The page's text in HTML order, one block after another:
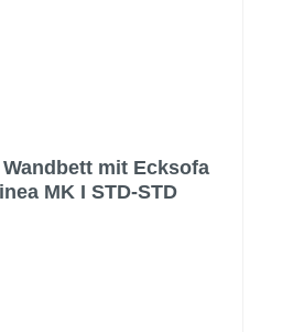
mit Ecksofa
MK I STD-STD